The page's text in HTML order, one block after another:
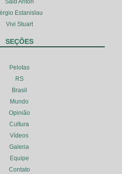
Said Anton
Estanislau
Vivi Stuart
SEÇÕES
Pelotas
RS
Brasil
Mundo
Opinião
Cultura
Vídeos
Galeria
Equipe
Contato